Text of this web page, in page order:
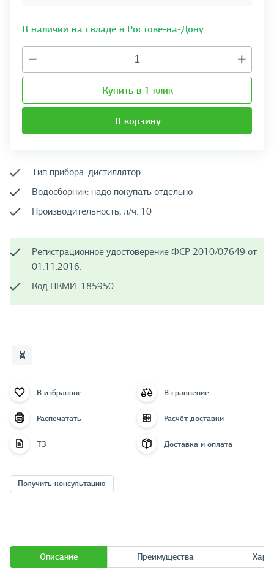
В наличии на складе в Ростове-на-Дону
Купить в 1 клик
В корзину
Тип прибора: дистиллятор
Водосборник: надо покупать отдельно
Производительность, л/ч: 10
Регистрационное удостоверение ФСР 2010/07649 от
01.11.2016.
Код НКМИ: 185950.
В избранное В сравнение
Распечатать Расчёт доставки
ТЗ Доставка и оплата
Получить консультацию
Описание Преимущества